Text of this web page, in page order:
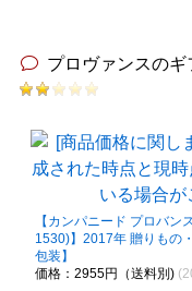
プロヴァンスのギ
【カンパニード プロバン
1530)】2017年 贈りもの
包装】
価格：2955円（送料別)